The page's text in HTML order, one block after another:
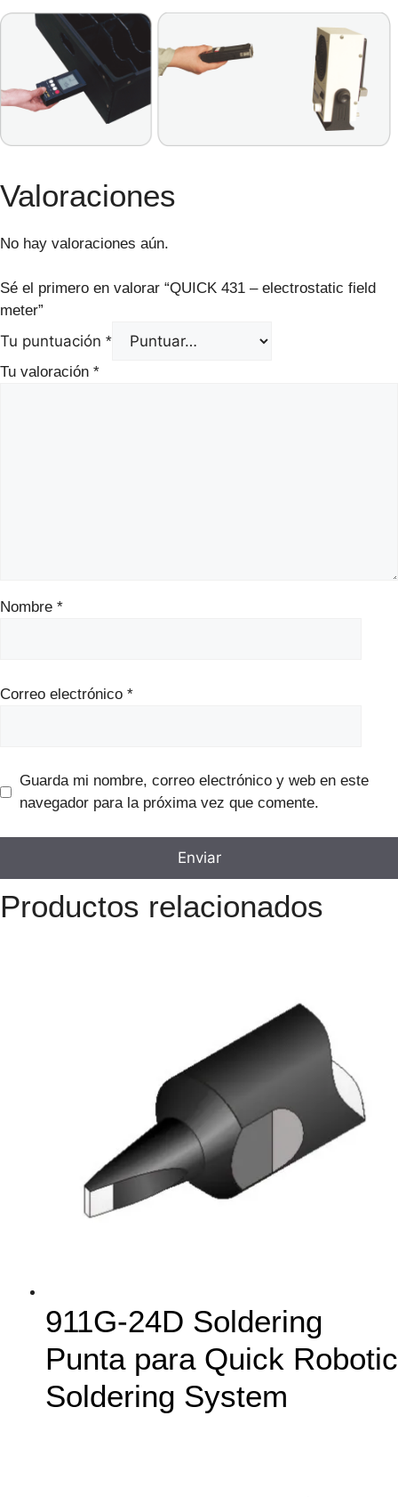
Valoraciones
No hay valoraciones aún.
Sé el primero en valorar “QUICK 431 – electrostatic field
meter”
Tu puntuación *
Tu valoración *
Nombre *
Correo electrónico *
Guarda mi nombre, correo electrónico y web en este
navegador para la próxima vez que comente.
Productos relacionados
911G-24D Soldering
Punta para Quick Robotic
Soldering System